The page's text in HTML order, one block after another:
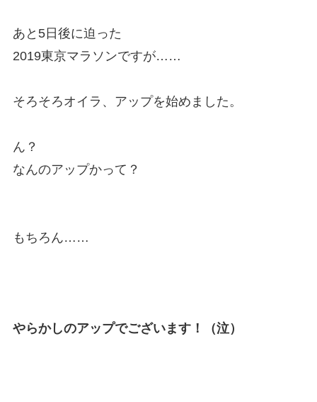
あと5日後に迫った
2019東京マラソンですが……
そろそろオイラ、アップを始めました。
ん？
なんのアップかって？
もちろん……
やらかしのアップでございます！（泣）